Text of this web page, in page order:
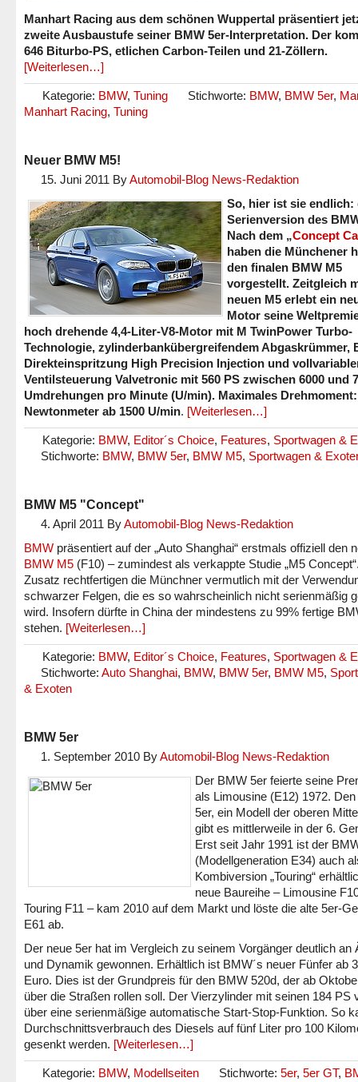
Manhart Racing aus dem schönen Wuppertal präsentiert
zweite Ausbaustufe seiner BMW 5er-Interpretation. Der
646 Biturbo-PS, etlichen Carbon-Teilen und 21-Zöllern.
[Weiterlesen…]
Kategorie: BMW, Tuning Stichworte: BMW, BMW 5er,
Manhart Racing, Tuning
Neuer BMW M5!
15. Juni 2011 ByAutomobil-Blog News-Redaktion
So, hier ist sie endlich:
Serienversion des
Nach dem „Concept
haben die Münchener
den finalen BMW M5
vorgestellt. Zeitgleich
neuen M5 erlebt ein
Motor seine
hoch drehende 4,4-Liter-V8-Motor mit M TwinPower Turbo-
Technologie, zylinderbankübergreifendem Abgaskrümmer,
Direkteinspritzung High Precision Injection und
Ventilsteuerung Valvetronic mit 560 PS zwischen 6000 und
Umdrehungen pro Minute (U/min). Maximales Drehmoment:
Newtonmeter ab 1500 U/min. [Weiterlesen…]
Kategorie: BMW, Editor´s Choice, Features, Sportwagen &
Stichworte: BMW, BMW 5er, BMW M5, Sportwagen &
BMW M5 "Concept"
4. April 2011 ByAutomobil-Blog News-Redaktion
BMW präsentiert auf der „Auto Shanghai“ erstmals offiziell den
BMW M5 (F10) – zumindest als verkappte Studie „M5
Zusatz rechtfertigen die Münchner vermutlich mit der
schwarzer Felgen, die es so wahrscheinlich nicht serienmäßig
wird. Insofern dürfte in China der mindestens zu 99% fertige
stehen. [Weiterlesen…]
Kategorie: BMW, Editor´s Choice, Features, Sportwagen &
Stichworte: Auto Shanghai, BMW, BMW 5er, BMW M5,
& Exoten
BMW 5er
1. September 2010 ByAutomobil-Blog News-Redaktion
Der BMW 5er feierte seine
als Limousine (E12) 1972.
5er, ein Modell der oberen
gibt es mittlerweile in der 6.
Erst seit Jahr 1991 ist der
(Modellgeneration E34) auch
Kombiversion „Touring“
neue Baureihe – Limousine
Touring F11 – kam 2010 auf dem Markt und löste die alte 5er-
E61 ab.
Der neue 5er hat im Vergleich zu seinem Vorgänger deutlich an
und Dynamik gewonnen. Erhältlich ist BMW´s neuer Fünfer ab
Euro. Dies ist der Grundpreis für den BMW 520d, der ab
über die Straßen rollen soll. Der Vierzylinder mit seinen 184 PS
über eine serienmäßige automatische Start-Stop-Funktion. So
Durchschnittsverbrauch des Diesels auf fünf Liter pro 100
gesenkt werden. [Weiterlesen…]
Kategorie: BMW, Modellseiten Stichworte: 5er, 5er GT,